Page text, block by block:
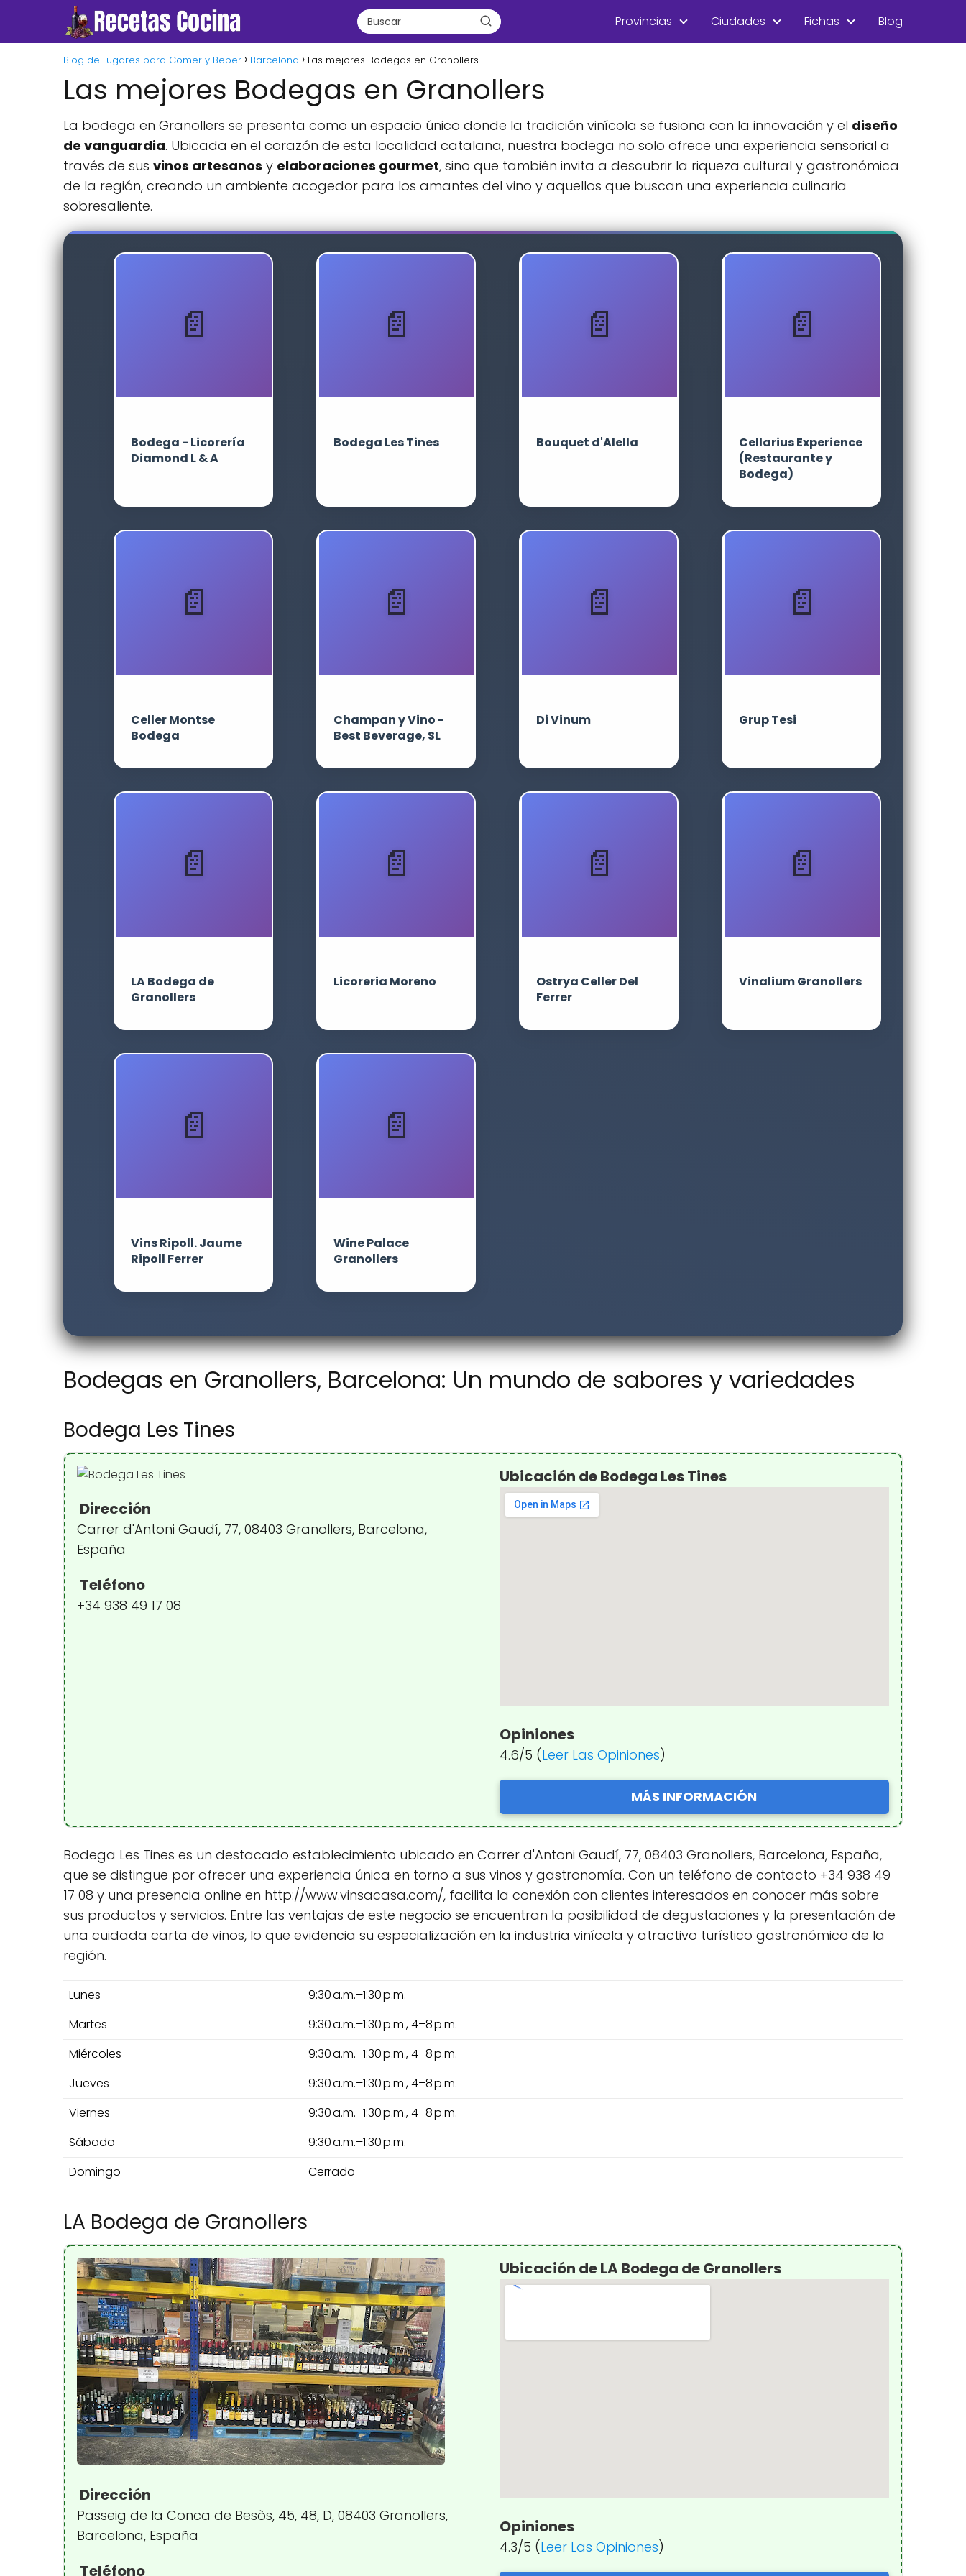
Provincias Ciudades Fichas Blog
Blog de Lugares para Comer y Beber Barcelona Las mejores Bodegas en Granollers
Las mejores Bodegas en Granollers
La bodega en Granollers se presenta como un espacio único donde la tradición vinícola se fusiona con la innovación y el diseño
de vanguardia. Ubicada en el corazón de esta localidad catalana, nuestra bodega no solo ofrece una experiencia sensorial a
través de sus vinos artesanos y elaboraciones gourmet, sino que también invita a descubrir la riqueza cultural y gastronómica
de la región, creando un ambiente acogedor para los amantes del vino y aquellos que buscan una experiencia culinaria
sobresaliente.
Bodega - Licorería
Diamond L & A
Bodega Les Tines Bouquet d'Alella
Cellarius Experience
(Restaurante y
Bodega)
Celler Montse
Bodega
Champan y Vino -
Best Beverage, SL
Di Vinum Grup Tesi
LA Bodega de
Granollers
Licoreria Moreno
Ostrya Celler Del
Ferrer
Vinalium Granollers
Vins Ripoll. Jaume
Ripoll Ferrer
Wine Palace
Granollers
Bodegas en Granollers, Barcelona: Un mundo de sabores y variedades
Bodega Les Tines
Dirección
Carrer d'Antoni Gaudí, 77, 08403 Granollers, Barcelona,
España
Teléfono
+34 938 49 17 08
Ubicación de Bodega Les Tines
Opiniones
4.6/5 (Leer Las Opiniones)
MÁS INFORMACIÓN
Bodega Les Tines es un destacado establecimiento ubicado en Carrer d'Antoni Gaudí, 77, 08403 Granollers, Barcelona, España,
que se distingue por ofrecer una experiencia única en torno a sus vinos y gastronomía. Con un teléfono de contacto +34 938 49
17 08 y una presencia online en http://www.vinsacasa.com/, facilita la conexión con clientes interesados en conocer más sobre
sus productos y servicios. Entre las ventajas de este negocio se encuentran la posibilidad de degustaciones y la presentación de
una cuidada carta de vinos, lo que evidencia su especialización en la industria vinícola y atractivo turístico gastronómico de la
región.
Lunes
9:30 a.m.–1:30 p.m.
Martes
9:30 a.m.–1:30 p.m., 4–8 p.m.
Miércoles
9:30 a.m.–1:30 p.m., 4–8 p.m.
Jueves
9:30 a.m.–1:30 p.m., 4–8 p.m.
Viernes
9:30 a.m.–1:30 p.m., 4–8 p.m.
Sábado
9:30 a.m.–1:30 p.m.
Domingo
Cerrado
LA Bodega de Granollers
Dirección
Passeig de la Conca de Besòs, 45, 48, D, 08403 Granollers,
Barcelona, España
Teléfono
Ubicación de LA Bodega de Granollers
Opiniones
4.3/5 (Leer Las Opiniones)